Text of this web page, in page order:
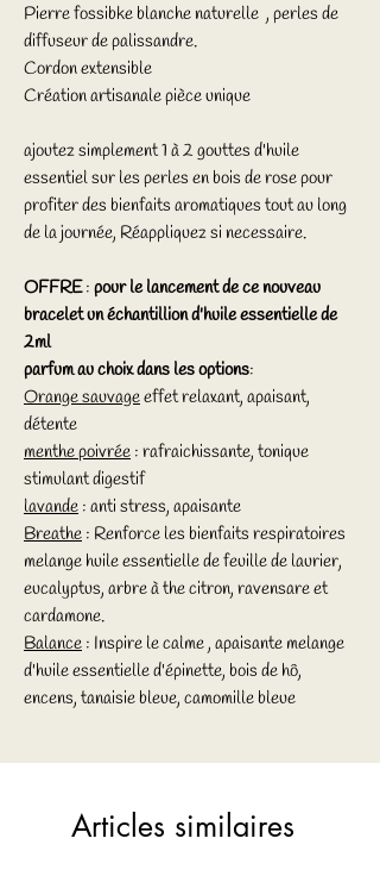
Pierre fossibke blanche naturelle , perles de
diffuseur de palissandre.
Cordon extensible
Création artisanale pièce unique
ajoutez simplement 1 à 2 gouttes d'huile
essentiel sur les perles en bois de rose pour
profiter des bienfaits aromatiques tout au long
de la journée, Réappliquez si necessaire.
OFFRE: pour le lancement de ce nouveau
bracelet un échantillion d'huile essentielle de
2ml
parfum au choix dans les options:
Orange sauvageeffet relaxant, apaisant,
détente
menthe poivrée : rafraichissante, tonique
stimulant digestif
lavande : anti stress, apaisante
Breathe : Renforce les bienfaits respiratoires
melange huile essentielle de feuille de laurier,
eucalyptus, arbre à the citron, ravensare et
cardamone.
Balance : Inspire le calme , apaisante melange
d'huile essentielle d'épinette, bois de hô,
encens, tanaisie bleue, camomille bleue
Articles similaires